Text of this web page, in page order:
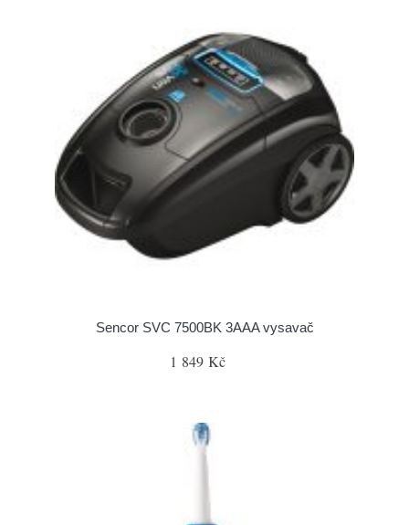
Sencor SVC 7500BK 3AAA vysavač
1 849 Kč